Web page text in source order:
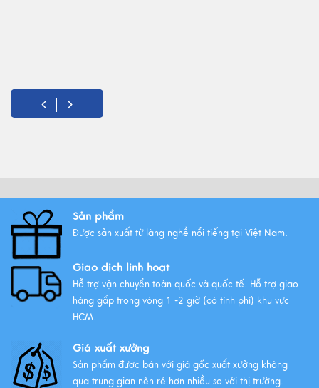
Sản phẩm
Được sản xuất từ làng nghề nổi tiếng tại Việt Nam.
Giao dịch linh hoạt
Hỗ trợ vận chuyển toàn quốc và quốc tế. Hỗ trợ giao
hàng gấp trong vòng 1 -2 giờ (có tính phí) khu vực
HCM.
Giá xuất xưởng
Sản phẩm được bán với giá gốc xuất xưởng không
qua trung gian nên rẻ hơn nhiều so với thị trường.